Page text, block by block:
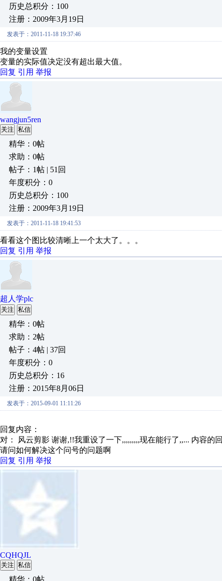
历史总积分：100
注册：2009年3月19日
发表于：2011-11-18 19:37:46
我的变量设置
变量的实际值决定没有超出最大值。
回复 引用 举报
wangjun5ren
关注 私信
精华：0帖
求助：0帖
帖子：1帖 | 51回
年度积分：0
历史总积分：100
注册：2009年3月19日
发表于：2011-11-18 19:41:53
看看这个图比较清晰上一个太大了。。。
回复 引用 举报
超人学plc
关注 私信
精华：0帖
求助：2帖
帖子：4帖 | 37回
年度积分：0
历史总积分：16
注册：2015年8月06日
发表于：2015-09-01 11:11:26
回复内容：
对： 风云剪影 谢谢,!!我重设了一下,,,,,,,,,现在能行了,,... 内容的
请问如何解决这个问号的问题啊
回复 引用 举报
CQHQJL
关注 私信
精华：0帖